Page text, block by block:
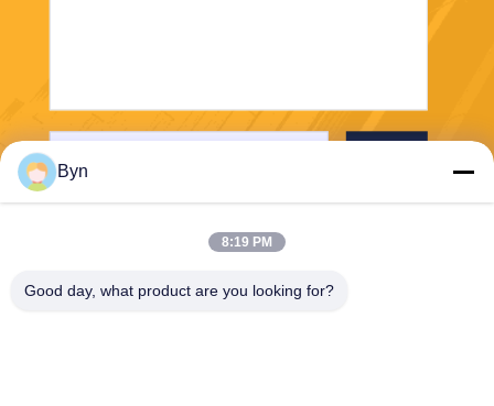
Byn
8:19 PM
Good day, what product are you looking for?